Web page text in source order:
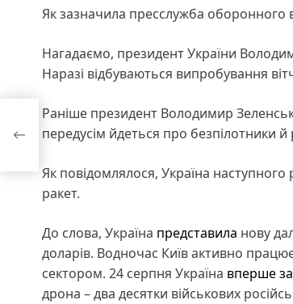
Як зазначила пресслужба оборонного
Нагадаємо, президент України
Наразі відбуваються випробування
Раніше президент Володимир
передусім йдеться про безпілотники
Як повідомлялося, Україна наступного
ракет.
До слова, Україна представила нову
доларів. Водночас Київ активно
сектором. 24 серпня Україна вперше
дрона – два десятки військових